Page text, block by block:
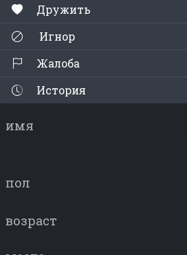
Дружить
Игнор
Жалоба
История
имя
пол
возраст